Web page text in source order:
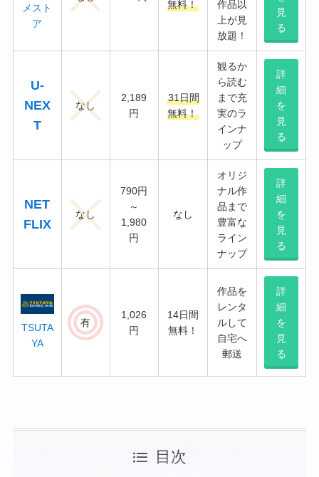
メスト
ア
無料！
作品以
上が見
放題！
見
る
U-
NEX
T
なし
2,189
円
31日間
無料！
観るか
ら読む
まで充
実のラ
インナ
ップ
詳
細
を
見
る
NET
FLIX
なし
790円
～
1,980
円
なし
オリジ
ナル作
品まで
豊富な
ライン
ナップ
詳
細
を
見
る
TSUTA
YA
有
1,026
円
14日間
無料！
作品を
レンタ
ルして
自宅へ
郵送
詳
細
を
見
る
目次